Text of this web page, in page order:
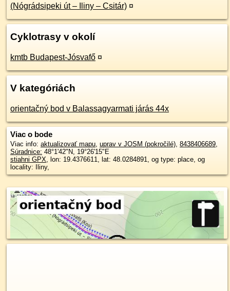
(Nógrádsipeki út – Iliny – Csitár) ¤
Cyklotrasy v okolí
kmtb Budapest-Jósvafő ¤
V kategóriách
orientačný bod v Balassagyarmati járás 44x
Viac o bode
Viac info: aktualizovať mapu, uprav v JOSM (pokročilé), 8438406689,
Súradnice: 48°1'42"N, 19°26'15"E
stiahni GPX, lon: 19.4376611, lat: 48.0284891, og type: place, og
locality: Iliny,